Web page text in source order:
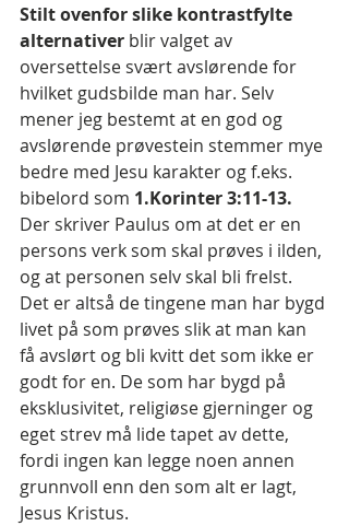
Stilt ovenfor slike kontrastfylte
alternativer blir valget av
oversettelse svært avslørende for
hvilket gudsbilde man har. Selv
mener jeg bestemt at en god og
avslørende prøvestein stemmer mye
bedre med Jesu karakter og f.eks.
bibelord som 1.Korinter 3:11-13.
Der skriver Paulus om at det er en
persons verk som skal prøves i ilden,
og at personen selv skal bli frelst.
Det er altså de tingene man har bygd
livet på som prøves slik at man kan
få avslørt og bli kvitt det som ikke er
godt for en. De som har bygd på
eksklusivitet, religiøse gjerninger og
eget strev må lide tapet av dette,
fordi ingen kan legge noen annen
grunnvoll enn den som alt er lagt,
Jesus Kristus.